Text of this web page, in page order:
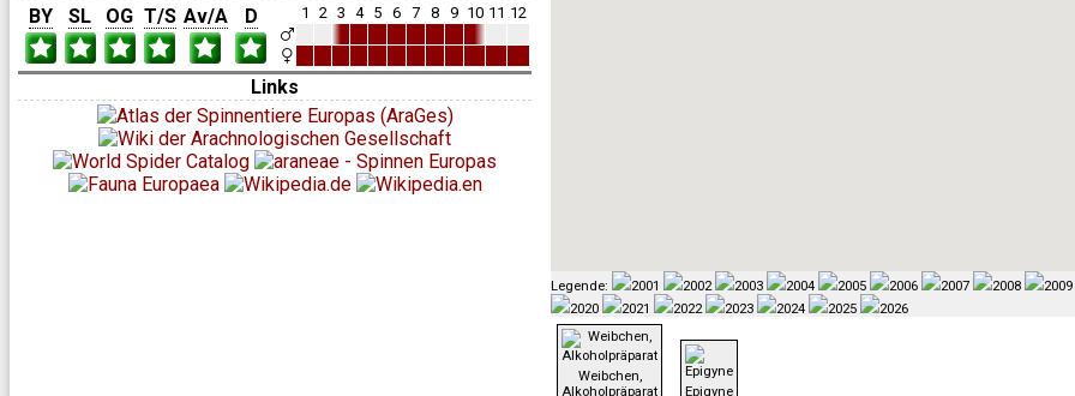
BY
SL OG T/S Av/A D 1 2 3 4 5 6 7 8 9 10 11 12
Links
Legende: 2001 2002 2003 2004 2005 2006 2007 2008 2009
2020
2021 2022 2023 2024 2025 2026
Weibchen,
Alkoholpräparat
Epigyne